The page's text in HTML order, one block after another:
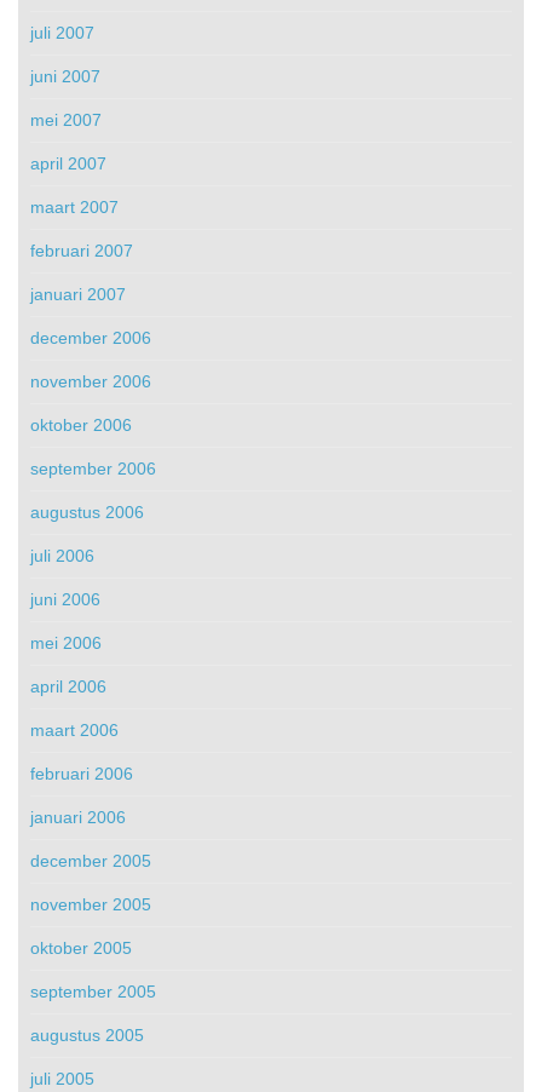
juli 2007
juni 2007
mei 2007
april 2007
maart 2007
februari 2007
januari 2007
december 2006
november 2006
oktober 2006
september 2006
augustus 2006
juli 2006
juni 2006
mei 2006
april 2006
maart 2006
februari 2006
januari 2006
december 2005
november 2005
oktober 2005
september 2005
augustus 2005
juli 2005